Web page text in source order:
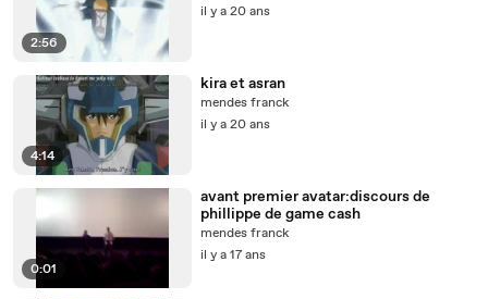
2:56
il y a 20 ans
4:14
kira et asran
mendes franck
il y a 20 ans
0:01
avant premier avatar:discours de
phillippe de game cash
mendes franck
il y a 17 ans